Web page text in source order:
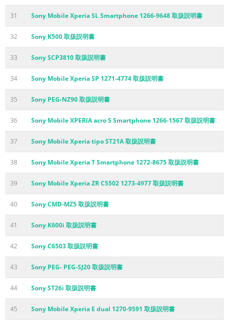
31 Sony Mobile Xperia SL Smartphone 1266-9648 取扱説明書
32 Sony K500 取扱説明書
33 Sony SCP3810 取扱説明書
34 Sony Mobile Xperia SP 1271-4774 取扱説明書
35 Sony PEG-NZ90 取扱説明書
36 Sony Mobile XPERIA acro S Smartphone 1266-1567 取扱説明書
37 Sony Mobile Xperia tipo ST21A 取扱説明書
38 Sony Mobile Xperia T Smartphone 1272-8675 取扱説明書
39 Sony Mobile Xperia ZR C5502 1273-4977 取扱説明書
40 Sony CMD-MZ5 取扱説明書
41 Sony K600i 取扱説明書
42 Sony C6503 取扱説明書
43 Sony PEG- PEG-SJ20 取扱説明書
44 Sony ST26i 取扱説明書
45 Sony Mobile Xperia E dual 1270-9591 取扱説明書